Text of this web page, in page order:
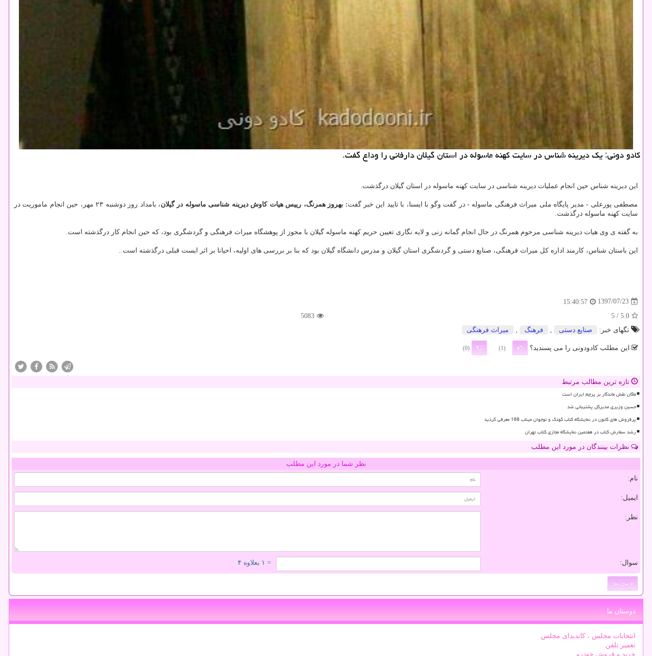
كادو دونی: یك دیرینه شناس در سایت كهنه ماسوله در استان گیلان دارفانی را وداع گفت.
این دیرینه شناس حین انجام عملیات دیرینه شناسی در سایت كهنه ماسوله در استان گیلان درگذشت.
مصطفی پورعلی - مدیر پایگاه ملی میراث فرهنگی ماسوله - در گفت وگو با ایسنا، با تایید این خبر گفت: بهروز همرنگ، رییس هیات كاوش دیرینه شناسی ماسوله در گیلان
، بامداد روز دوشنبه ۲۳ مهر، حین انجام ماموریت در
سایت كهنه ماسوله درگذشت.
به گفته ی وی هیات دیرینه شناسی مرحوم همرنگ در حال انجام گمانه زنی و لایه نگاری تعیین حریم كهنه ماسوله گیلان با مجوز از پوهشگاه میراث فرهنگی و گردشگری بود، كه حین انجام كار درگذشته است.
این باستان شناس، كارمند اداره كل میراث فرهنگی، صنایع دستی و گردشگری استان گیلان و مدرس دانشگاه گیلان بود كه بنا بر بررسی های اولیه، احیانا بر اثر ایست قبلی درگذشته است..
1397/07/23
15:40:57
5.0
/ 5
5083
تگهای خبر:
صنایع دستی , فرهنگ , میراث فرهنگی
این مطلب کادودونی را می پسندید؟ (1)
(0)
تازه ترین مطالب مرتبط
ماکان نقش ماندگار بر پرچم ایران است
حسین وزیری مدیرکل پشتیبانی شد
پرفروش های کانون در نمایشگاه کتاب کودک و نوجوان میناب 168 معرفی گردید
رشد سفارش کتاب در هفتمین نمایشگاه مجازی کتاب تهران
نظرات بینندگان در مورد این مطلب
نظر شما در مورد این مطلب
نام:
ایمیل:
نظر:
سوال: = ۱ بعلاوه ۴
دوستان ما
انتخابات مجلس ، کاندیدای مجلس
تعمیر تلفن
خرید و فروش خودرو